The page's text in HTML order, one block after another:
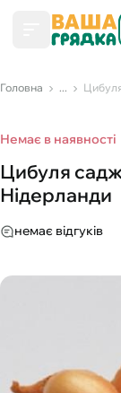
Головна ...
Немає в наявності
Цибуля
Нідерланди
немає відгуків